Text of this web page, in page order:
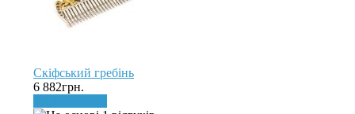
Скіфський гребінь
6 882грн.